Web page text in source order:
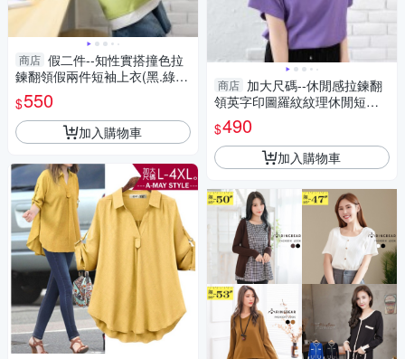
商店 假二件--知性實搭撞色拉
鍊翻領假兩件短袖上衣(黑.綠M-
3L)-U754眼圈熊中大尺碼
$550
加入購物車
商店 加大尺碼--休閒感拉鍊翻
領英字印圖羅紋紋理休閒短袖
上衣(黑.黃.紫L-3L)-U735眼圈
熊中大尺碼
$490
加入購物車